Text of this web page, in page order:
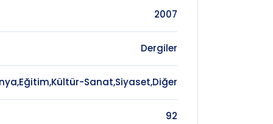
2007
Dergiler
Sanat,Siyaset,Diğer
92